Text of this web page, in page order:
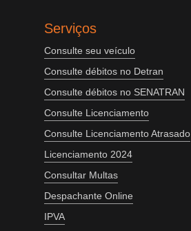
Serviços
Consulte seu veículo
Consulte débitos no Detran
Consulte débitos no SENATRAN
Consulte Licenciamento
Consulte Licenciamento Atrasado
Licenciamento 2024
Consultar Multas
Despachante Online
IPVA